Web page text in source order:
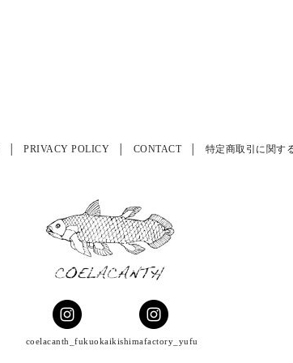
PRIVACY POLICY CONTACT 特定商取引に関す
coelacanth_fukuokaikishimafactory_yufu